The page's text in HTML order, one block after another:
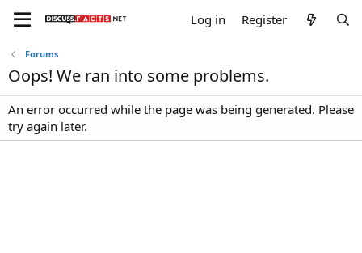
Log in Register
Forums
Oops! We ran into some problems.
An error occurred while the page was being generated. Please
try again later.